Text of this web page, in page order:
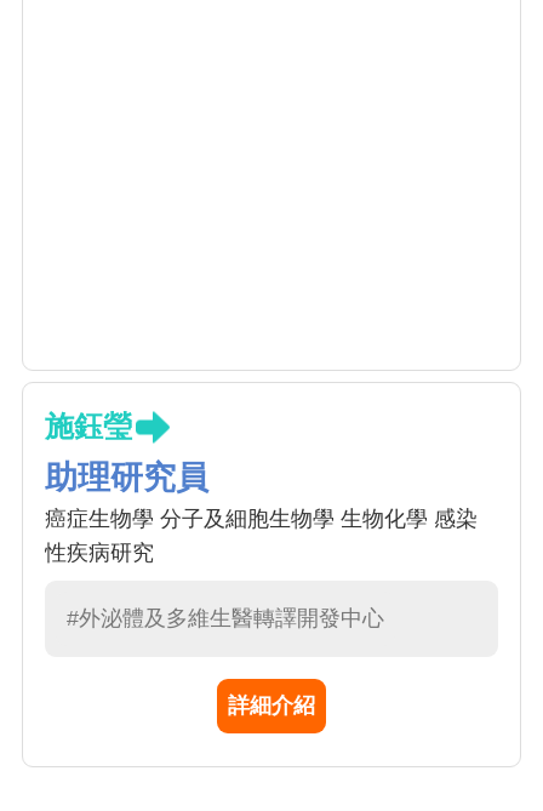
施鈺瑩
助理研究員
癌症生物學 分子及細胞生物學 生物化學 感染
性疾病研究
#外泌體及多維生醫轉譯開發中心
詳細介紹